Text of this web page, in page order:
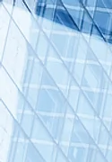
div id="myCodeElement">